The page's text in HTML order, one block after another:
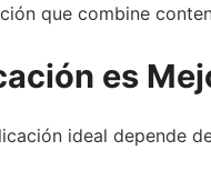
que combine
es
ideal depende